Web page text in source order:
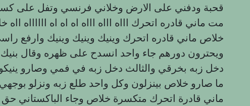
قحبة ودفني على الارض وخلاني فرنسي وتفل على
مت ماني قادره اتحرك اااه اااه اااه اه اه اه ااااااه
خلاص ماني قادره اتحرك وينيك وينيك وينيك وارفع
ويحترون دورهم جاء واحد انسدح على ظهره وقال
دخل زبه بخرقي والثالث دخل زبه في فمي وصارو
ما صارو خلاص بينزلون وكل واحد طلع زبه ونزلو
ماني قادرة اتحرك متكسرة خلاص وجاء الباكستاني